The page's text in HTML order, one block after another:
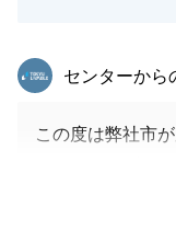
東急リバブル
センターから
この度は弊社市
けしましたが最